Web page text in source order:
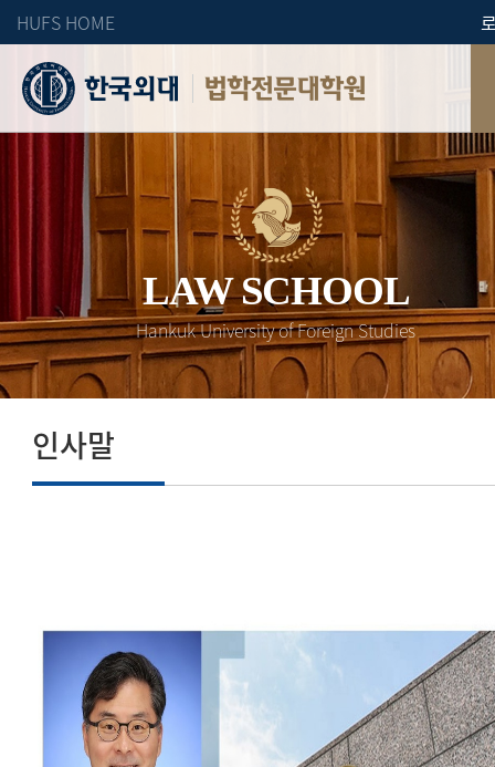
HUFS HOME
법학전문대학원
LAW SCHOOL
Hankuk University of Foreign Studies
인사말